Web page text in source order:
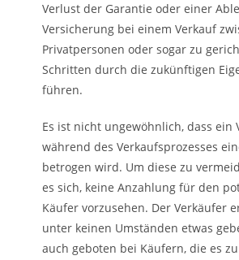
Verlust der Garantie oder einer
Versicherung bei einem Verkauf
Privatpersonen oder sogar zu
Schritten durch die zukünftigen
führen.
Es ist nicht ungewöhnlich, dass ein
während des Verkaufsprozesses
betrogen wird. Um diese zu
es sich, keine Anzahlung für den
Käufer vorzusehen. Der Verkäufer
unter keinen Umständen etwas
auch geboten bei Käufern, die es